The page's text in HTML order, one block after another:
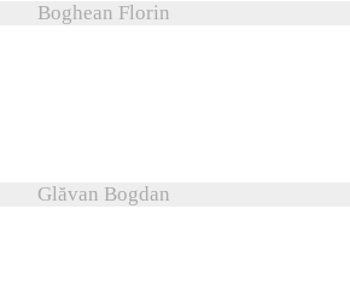
Boghean Florin
Glăvan Bogdan